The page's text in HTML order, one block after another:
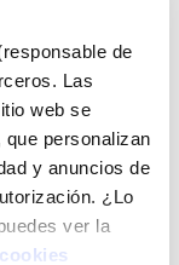
de
Las
web se
personalizan
y anuncios de
¿Lo
ver la
Instagram
por